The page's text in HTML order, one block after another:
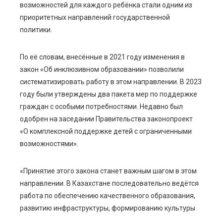
возможностей для каждого ребёнка стали одним из
приоритетных направлений государственной
политики.
По её словам, внесённые в 2021 году изменения в
закон «Об инклюзивном образовании» позволили
систематизировать работу в этом направлении. В 2023
году были утверждены два пакета мер по поддержке
граждан с особыми потребностями. Недавно был
одобрен на заседании Правительства законопроект
«О комплексной поддержке детей с ограниченными
возможностями».
«Принятие этого закона станет важным шагом в этом
направлении. В Казахстане последовательно ведётся
работа по обеспечению качественного образования,
развитию инфраструктуры, формированию культуры